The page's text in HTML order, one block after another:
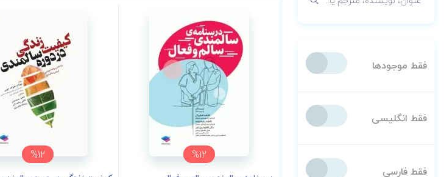
فقط موجودها
فقط انگلیسی
فقط فارسی
%12
%12